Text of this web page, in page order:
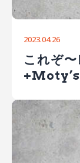
2023.04.26
これぞ
+Moty’s